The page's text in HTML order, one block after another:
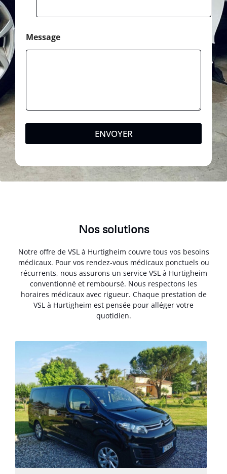
Message
ENVOYER
Nos solutions
Notre offre de VSL à Hurtigheim couvre tous vos besoins
médicaux. Pour vos rendez-vous médicaux ponctuels ou
récurrents, nous assurons un service VSL à Hurtigheim
conventionné et remboursé. Nous respectons les
horaires médicaux avec rigueur. Chaque prestation de
VSL à Hurtigheim est pensée pour alléger votre
quotidien.